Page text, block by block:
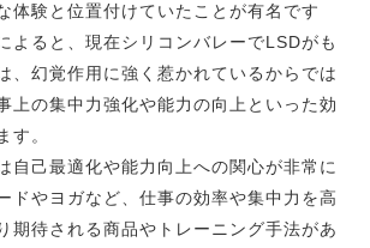
体験と位置付けていたことが有名です
よると、現在シリコンバレーでLSDがも
、幻覚作用に強く惹かれているからでは
上の集中力強化や能力の向上といった効
す。
自己最適化や能力向上への関心が非常に
ドやヨガなど、仕事の効率や集中力を高
期待される商品やトレーニング手法があ